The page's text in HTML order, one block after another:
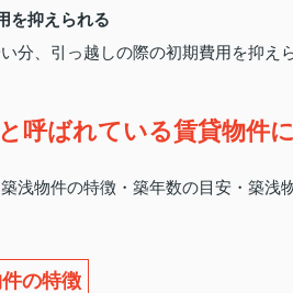
を抑えられる
分、引っ越しの際の初期費用を抑え
呼ばれている賃貸物件
浅物件の特徴・築年数の目安・築浅
の特徴